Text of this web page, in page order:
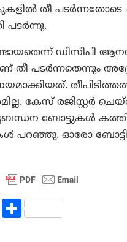
തീ
പടർന്നു.
ഡിസിപി
തീ പടര്‍ന്നതെന്നും
കേസ് രജിസ്റ്റർ
ബോട്ടുകൾ
പറഞ്ഞു. ഓരോ
R S